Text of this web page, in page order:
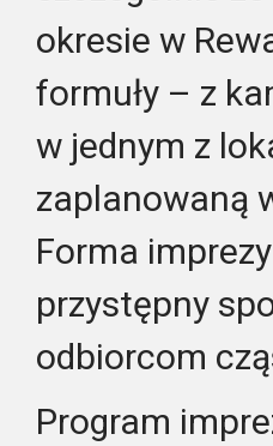
okresie w
formuły – z
w jednym z
zaplanowaną
Forma
przystępny
odbiorcom
Program